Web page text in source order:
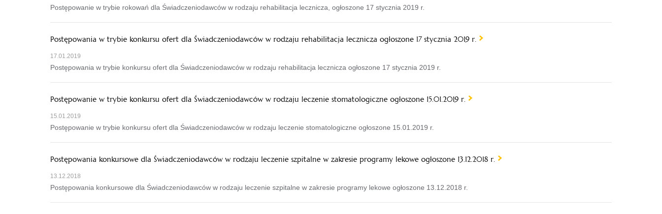
Postępowanie w trybie rokowań dla Świadczeniodawców w rodzaju rehabilitacja lecznicza, ogłoszone 17 stycznia 2019 r.
Postępowania w trybie konkursu ofert dla Świadczeniodawców w rodzaju rehabilitacja lecznicza ogłoszone 17 stycznia 2019 r.
17.01.2019
Postępowania w trybie konkursu ofert dla Świadczeniodawców w rodzaju rehabilitacja lecznicza ogłoszone 17 stycznia 2019 r.
Postępowanie w trybie konkursu ofert dla Świadczeniodawców w rodzaju leczenie stomatologiczne ogłoszone 15.01.2019 r.
15.01.2019
Postępowanie w trybie konkursu ofert dla Świadczeniodawców w rodzaju leczenie stomatologiczne ogłoszone 15.01.2019 r.
Postępowania konkursowe dla Świadczeniodawców w rodzaju leczenie szpitalne w zakresie programy lekowe ogłoszone 13.12.2018 r.
13.12.2018
Postępowania konkursowe dla Świadczeniodawców w rodzaju leczenie szpitalne w zakresie programy lekowe ogłoszone 13.12.2018 r.